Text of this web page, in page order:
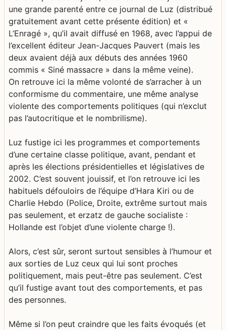
une grande parenté entre ce journal de Luz (distribué
gratuitement avant cette présente édition) et «
L’Enragé », qu’il avait diffusé en 1968, avec l’appui de
l’excellent éditeur Jean-Jacques Pauvert (mais les
deux avaient déjà aux débuts des années 1960
commis « Siné massacre » dans la même veine).
On retrouve ici la même volonté de s’arracher à un
conformisme du commentaire, une même analyse
violente des comportements politiques (qui n’exclut
pas l’autocritique et le nombrilisme).
Luz fustige ici les programmes et comportements
d’une certaine classe politique, avant, pendant et
après les élections présidentielles et législatives de
2002. C’est souvent jouissif, et l’on retrouve ici les
habituels défouloirs de l’équipe d’Hara Kiri ou de
Charlie Hebdo (Police, Droite, extrême surtout mais
pas seulement, et erzatz de gauche socialiste :
Hollande est l’objet d’une violente charge !).
Alors, c’est sûr, seront surtout sensibles à l’humour et
aux sorties de Luz ceux qui lui sont proches
politiquement, mais peut-être pas seulement. C’est
qu’il fustige avant tout des comportements, et pas
des personnes.
Même si l’on peut craindre que les faits évoqués (et